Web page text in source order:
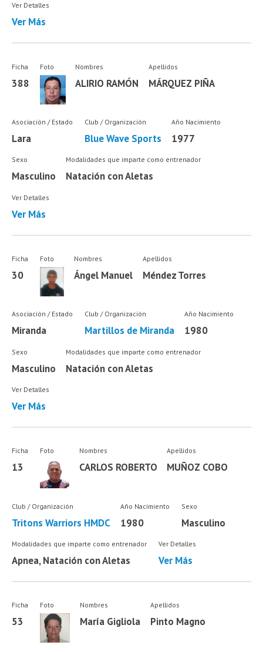
Ver Detalles
Ver Más
Ficha
388
Foto Nombres
ALIRIO RAMÓN
Apellidos
MÁRQUEZ PIÑA
Asociación / Estado
Lara
Club / Organización
Blue Wave Sports
Año Nacimiento
1977
Sexo
Masculino
Modalidades que imparte como entrenador
Natación con Aletas
Ver Detalles
Ver Más
Ficha
30
Foto Nombres
Ángel Manuel
Apellidos
Méndez Torres
Asociación / Estado
Miranda
Club / Organización
Martillos de Miranda
Año Nacimiento
1980
Sexo
Masculino
Modalidades que imparte como entrenador
Natación con Aletas
Ver Detalles
Ver Más
Ficha
13
Foto Nombres
CARLOS ROBERTO
Apellidos
MUÑOZ COBO
Club / Organización
Tritons Warriors HMDC
Año Nacimiento
1980
Sexo
Masculino
Modalidades que imparte como entrenador
Apnea, Natación con Aletas
Ver Detalles
Ver Más
Ficha
53
Foto Nombres
María Gigliola
Apellidos
Pinto Magno